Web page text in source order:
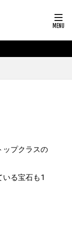
ップクラスの
いる宝石も1